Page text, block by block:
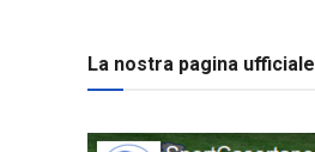
La nostra pagina ufficiale